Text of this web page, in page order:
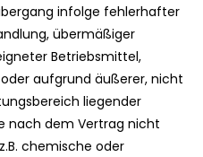
infolge fehlerhafter
übermäßiger
Betriebsmittel,
aufgrund äußerer, nicht
liegender
nach dem Vertrag nicht
chemische oder